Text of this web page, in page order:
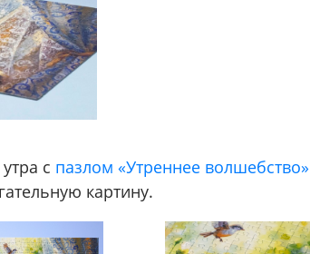
с пазлом «Утреннее волшебство»
картину.